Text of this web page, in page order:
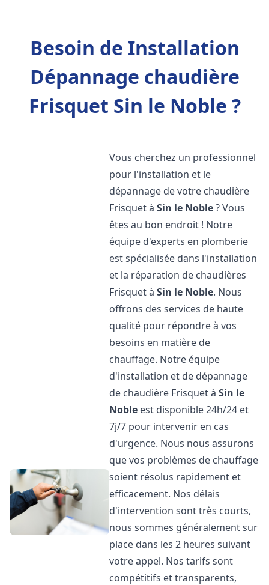
Besoin de Installation
Dépannage chaudière
Frisquet Sin le Noble ?
Vous cherchez un professionnel
pour l'installation et le
dépannage de votre chaudière
Frisquet àSin le Noble? Vous
êtes au bon endroit ! Notre
équipe d'experts en plomberie
est spécialisée dans l'installation
et la réparation de chaudières
Frisquet àSin le Noble. Nous
offrons des services de haute
qualité pour répondre à vos
besoins en matière de
chauffage. Notre équipe
d'installation et de dépannage
de chaudière Frisquet àSin le
Noble est disponible 24h/24 et
7j/7 pour intervenir en cas
d'urgence. Nous nous assurons
que vos problèmes de chauffage
soient résolus rapidement et
efficacement. Nos délais
d'intervention sont très courts,
nous sommes généralement sur
place dans les 2 heures suivant
votre appel. Nos tarifs sont
compétitifs et transparents,